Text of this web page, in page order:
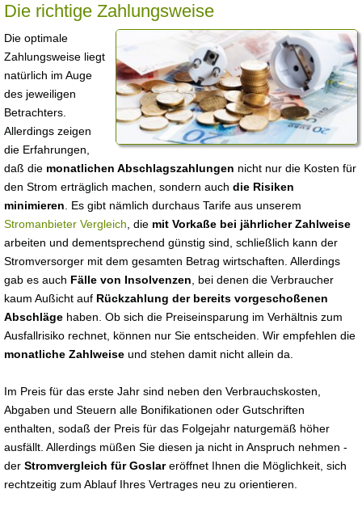
Die richtige Zahlungsweise
Die optimale
Zahlungsweise liegt
natürlich im Auge
des jeweiligen
Betrachters.
Allerdings zeigen
die Erfahrungen,
daß die monatlichen Abschlagszahlungen nicht nur die Kosten für
den Strom erträglich machen, sondern auch die Risiken
minimieren . Es gibt nämlich durchaus Tarife aus unserem
Stromanbieter Vergleich , die mit Vorkaße bei jährlicher Zahlweise
arbeiten und dementsprechend günstig sind, schließlich kann der
Stromversorger mit dem gesamten Betrag wirtschaften. Allerdings
gab es auch Fälle von Insolvenzen , bei denen die Verbraucher
kaum Außicht auf Rückzahlung der bereits vorgeschoßenen
Abschläge haben. Ob sich die Preiseinsparung im Verhältnis zum
Ausfallrisiko rechnet, können nur Sie entscheiden. Wir empfehlen die
monatliche Zahlweise und stehen damit nicht allein da.
Im Preis für das erste Jahr sind neben den Verbrauchskosten,
Abgaben und Steuern alle Bonifikationen oder Gutschriften
enthalten, sodaß der Preis für das Folgejahr naturgemäß höher
ausfällt. Allerdings müßen Sie diesen ja nicht in Anspruch nehmen -
der Stromvergleich für Goslareröffnet Ihnen die Möglichkeit, sich
rechtzeitig zum Ablauf Ihres Vertrages neu zu orientieren.